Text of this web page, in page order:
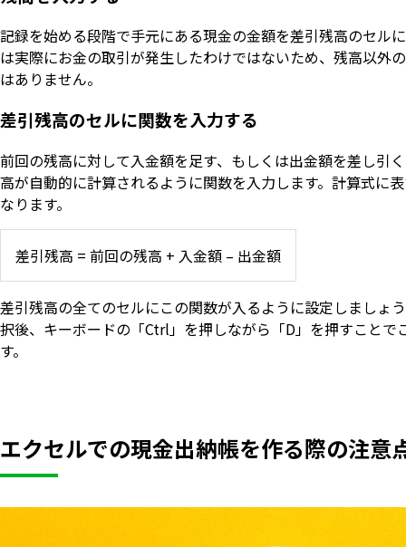
記録を始める段階で手元にある現金の金額を差引残高のセル
は実際にお金の取引が発生したわけではないため、残高以外
はありません。
差引残高のセルに関数を入力する
前回の残高に対して入金額を足す、もしくは出金額を差し引
高が自動的に計算されるように関数を入力します。計算式に
なります。
差引残高 = 前回の残高 + 入金額 – 出金額
差引残高の全てのセルにこの関数が入るように設定しましょ
択後、キーボードの「Ctrl」を押しながら「D」を押すことで
す。
エクセルでの現金出納帳を作る際の注意